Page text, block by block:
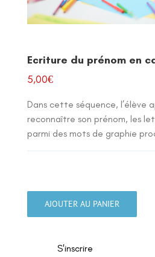
Ecriture du prénom en
5,00€
Dans cette séquence, l’élève
reconnaître son prénom, les
parmi des mots de graphie
AJOUTER AU PANIER
S'inscrire